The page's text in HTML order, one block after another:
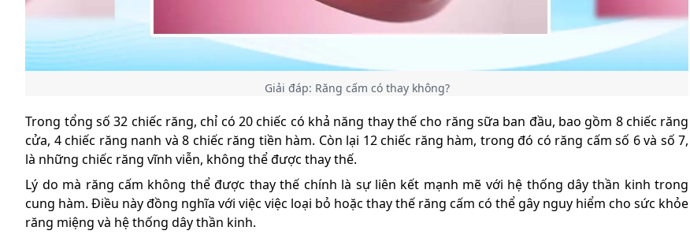
Giải đáp: Răng cấm có thay không?
Trong tổng số 32 chiếc răng, chỉ có 20 chiếc có khả năng thay thế cho răng sữa ban đầu, bao gồm 8 chiếc răng
cửa, 4 chiếc răng nanh và 8 chiếc răng tiền hàm. Còn lại 12 chiếc răng hàm, trong đó có răng cấm số 6 và số 7,
là những chiếc răng vĩnh viễn, không thể được thay thế.
Lý do mà răng cấm không thể được thay thế chính là sự liên kết mạnh mẽ với hệ thống dây thần kinh trong
cung hàm. Điều này đồng nghĩa với việc việc loại bỏ hoặc thay thế răng cấm có thể gây nguy hiểm cho sức khỏe
răng miệng và hệ thống dây thần kinh.